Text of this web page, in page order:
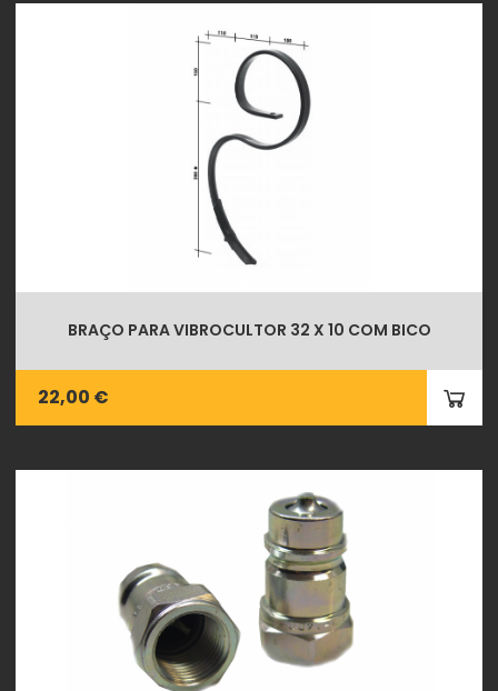
BRAÇO PARA VIBROCULTOR 32 X 10 COM BICO
22,00 €